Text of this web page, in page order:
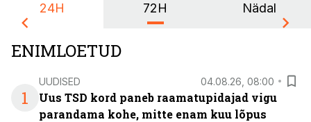
24H 72H Nädal
ENIMLOETUD
1
UUDISED 04.08.26, 08:00
Uus TSD kord paneb raamatupidajad vigu
parandama kohe, mitte enam kuu lõpus